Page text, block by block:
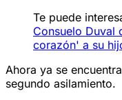
Te puede
Consuelo Duval
corazón' a su
Ahora ya se
segundo asilamiento.